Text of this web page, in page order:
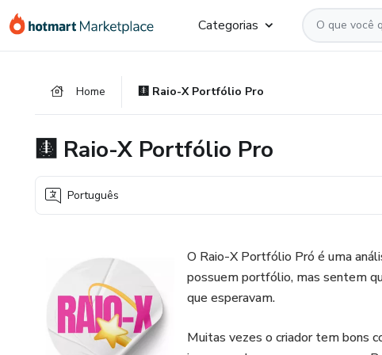
para
para
para
Categorias
Home 🩻 Raio-X Portfólio Pro
🩻 Raio-X Portfólio Pro
Português
O Raio-X Portfólio Pró é uma
possuem portfólio, mas sentem
que esperavam.
Muitas vezes o criador tem bons